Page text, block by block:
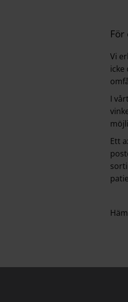
Vi
icke
I
Ett